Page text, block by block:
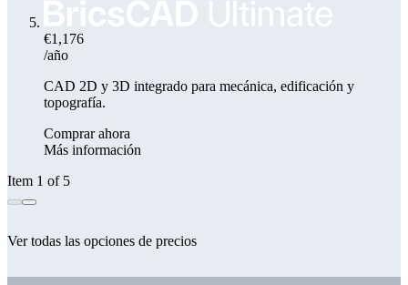
€1,176
/año
CAD 2D y 3D integrado para mecánica, edificación y
topografía.
Comprar ahora
Más información
Item 1 of 5
Ver todas las opciones de precios